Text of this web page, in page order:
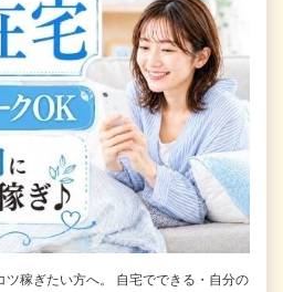
ツ稼ぎたい方へ。 自宅でできる・自分の